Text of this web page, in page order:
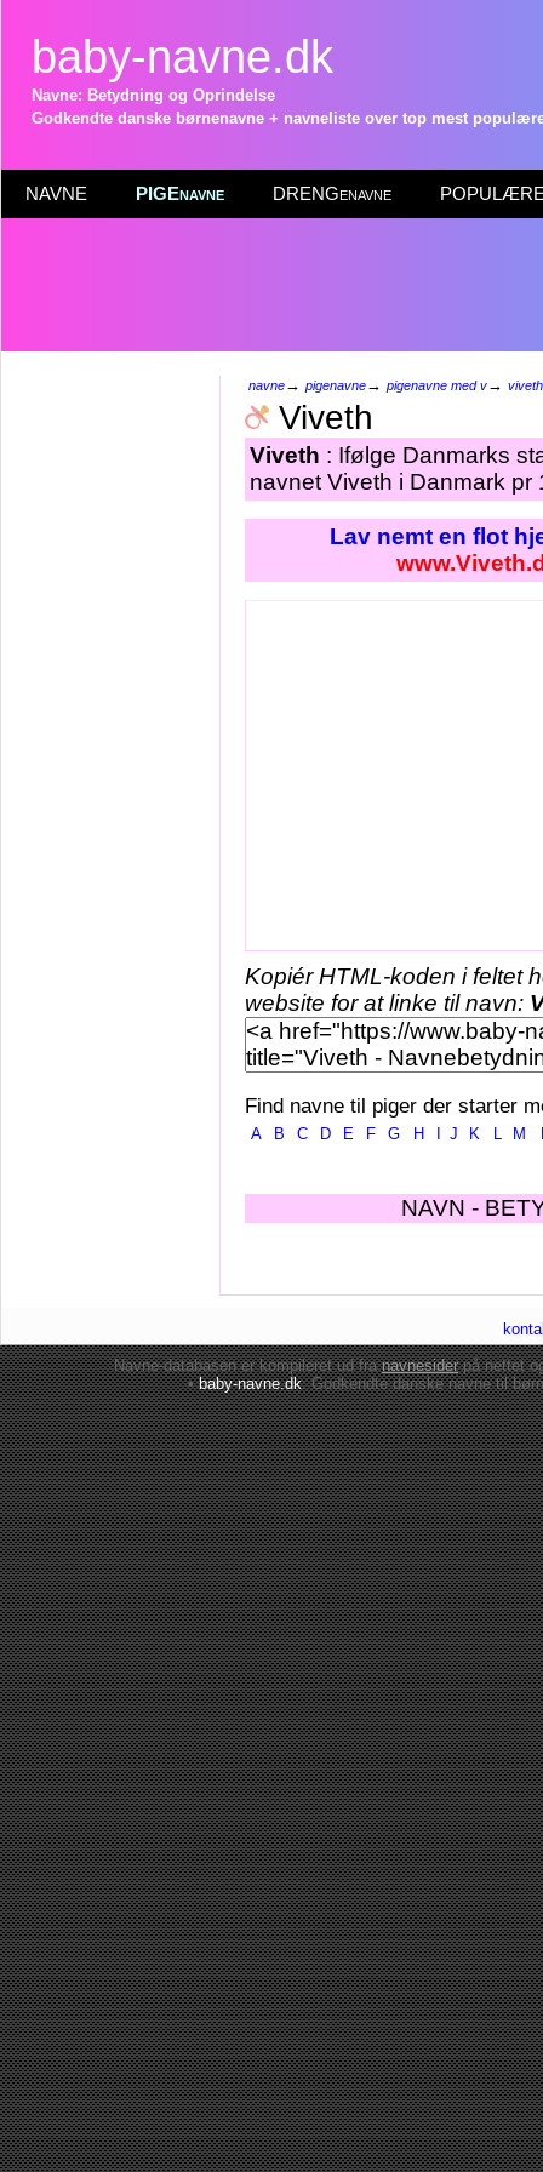
baby-navne.dk
Navne: Betydning og Oprindelse
Godkendte danske børnenavne + navneliste over top mest
NAVNE PIGEnavne DRENGenavne POPULÆRE
navne→ pigenavne→ pigenavne med v→ viveth
Viveth
Viveth : Ifølge Danmarks
navnet Viveth i Danmark pr
Lav nemt en flot
Kopiér HTML-koden i feltet
website for at linke til navn:
Find navne til piger der starter
A B C D E F G H J K L M
NAVN -
Navne-databasen er kompileret ud franavnesiderpå nettet
•baby-navne.dk: Godkendte danskenavne til børn